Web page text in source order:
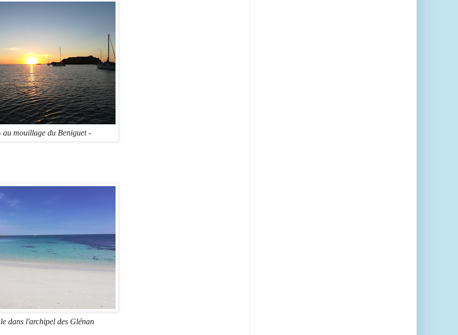
au mouillage du Beniguet -
dans l'archipel des Glénan